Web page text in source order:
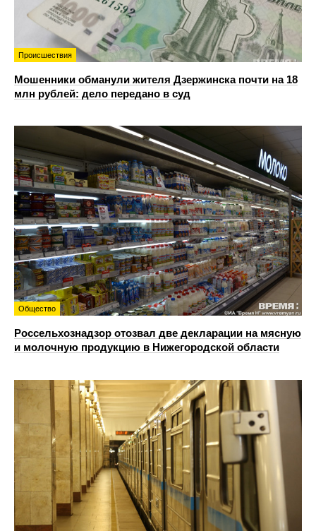
Происшествия
Мошенники обманули жителя Дзержинска почти на 18
млн рублей: дело передано в суд
Общество
Россельхознадзор отозвал две декларации на мясную
и молочную продукцию в Нижегородской области